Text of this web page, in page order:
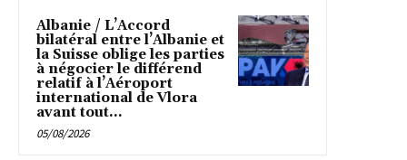
Albanie / L’Accord
bilatéral entre l’Albanie et
la Suisse oblige les parties
à négocier le différend
relatif à l’Aéroport
international de Vlora
avant tout...
05/08/2026